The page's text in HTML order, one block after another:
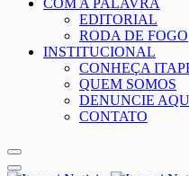
COM A PALAVRA
EDITORIAL
RODA DE FOGO
INSTITUCIONAL
CONHEÇA
QUEM SOMOS
DENUNCIE
CONTATO